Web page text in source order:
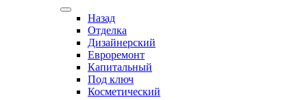
Назад
Отделка
Дизайнерский
Евроремонт
Капитальный
Под ключ
Косметический